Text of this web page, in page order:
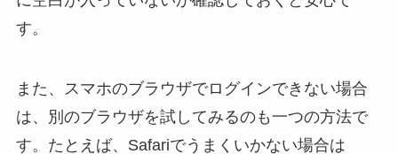
す。
また、スマホのブラウザでログインできない場合
は、別のブラウザを試してみるのも一つの方法で
す。たとえば、Safariでうまくいかない場合は